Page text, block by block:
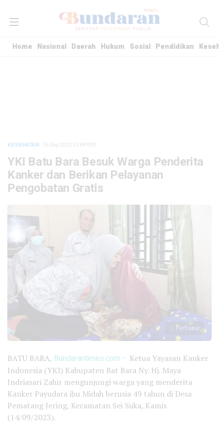
Home Nasional Daerah Hukum Sosial Pendidikan
KESEHATAN · 16 Sep 2023 13:48WIB
YKI Batu Bara Besuk Warga Penderita
Kanker dan Berikan Pelayanan
Pengobatan Gratis
Perbesar
BATU BARA, Bundarantimes.com – Ketua Yayasan Kanker
Indonesia (YKI) Kabupaten Bat Bara Ny. Hj. Maya
Indriasari Zahir mengunjungi warga yang menderita
Kanker Payudara ibu Midah berusia 49 tahun di Desa
Pematang Jering, Kecamatan Sei Suka, Kamis
(14/09/2023).